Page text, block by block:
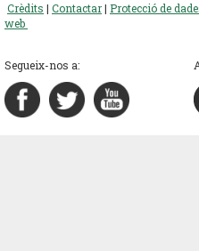
Crèdits | Contactar| Protecció de
web
Segueix-nos a: